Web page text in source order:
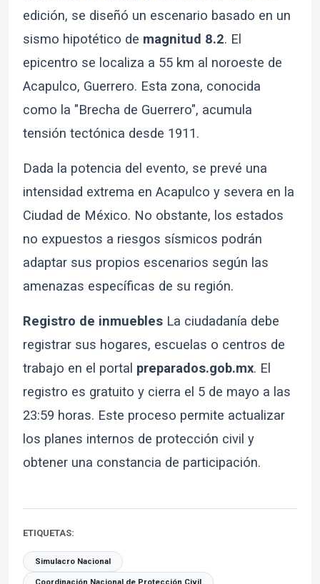
edición, se diseñó un escenario basado en un
sismo hipotético de magnitud 8.2. El
epicentro se localiza a 55 km al noroeste de
Acapulco, Guerrero. Esta zona, conocida
como la "Brecha de Guerrero", acumula
tensión tectónica desde 1911.
Dada la potencia del evento, se prevé una
intensidad extrema en Acapulco y severa en la
Ciudad de México. No obstante, los estados
no expuestos a riesgos sísmicos podrán
adaptar sus propios escenarios según las
amenazas específicas de su región.
Registro de inmuebles La ciudadanía debe
registrar sus hogares, escuelas o centros de
trabajo en el portal preparados.gob.mx. El
registro es gratuito y cierra el 5 de mayo a las
23:59 horas. Este proceso permite actualizar
los planes internos de protección civil y
obtener una constancia de participación.
ETIQUETAS:
Simulacro Nacional
Coordinación Nacional de Protección Civil